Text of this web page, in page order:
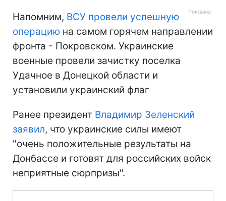
Напомним, ВСУ провели успешную
операцию на самом горячем направлении
фронта - Покровском. Украинские
военные провели зачистку поселка
Удачное в Донецкой области и
установили украинский флаг
Ранее президент Владимир Зеленский
заявил, что украинские силы имеют
"очень положительные результаты на
Донбассе и готовят для российских войск
неприятные сюрпризы".